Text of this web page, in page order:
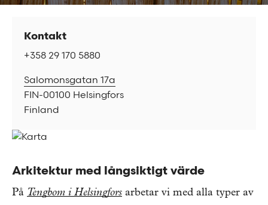
Arkitektur med långsiktigt värde
Kontakt
+358 29 170 5880
Salomonsgatan 17a
FIN-00100 Helsingfors
Finland
På Tengbom i Helsingfors arbetar vi med alla typer av